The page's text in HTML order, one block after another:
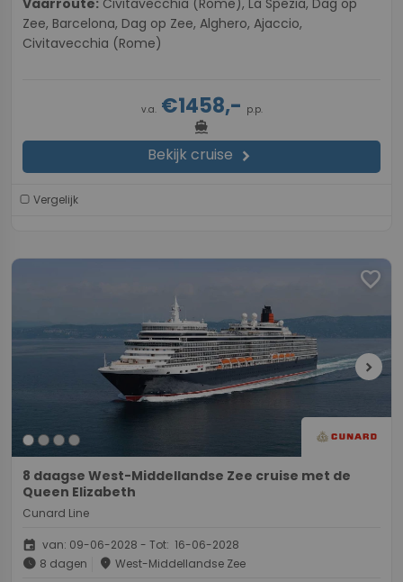
Vaarroute:
Zee, Barcelona, Dag op Zee, Alghero, Ajaccio,
Civitavecchia (Rome)
v.a.€1458,- p.p.
directions_boat
Bekijk cruise chevron_right
Vergelijk
favorite
chevron_right
8 daagse West-Middellandse Zee cruise met de
Queen Elizabeth
Cunard Line
event van: 09-06-2028 - Tot: 16-06-2028
schedule 8 dagen place West-Middellandse Zee